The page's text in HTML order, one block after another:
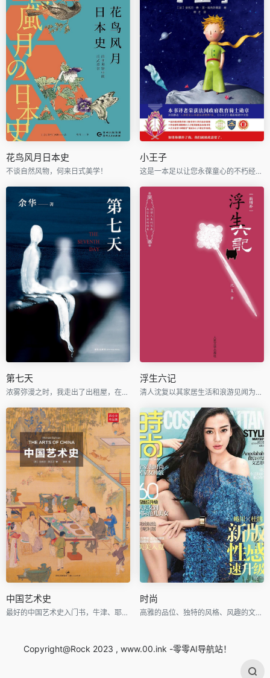
花鸟风月日本史
不谈自然风物，何来日式美学！
小王子
这是一本足以让您永葆童心的不朽经典，被全球亿万读者誉为人生必读书。
第七天
浓雾弥漫之时，我走出了出租屋，在空虚混沌的城市里孑孓而行。
浮生六记
清人沈复以其家居生活和浪游见闻为内容写成的《浮生六记》，为中国文学史上的一支奇葩。
中国艺术史
最好的中国艺术史入门书，牛津、耶鲁、普林斯顿沿用40年之经典读本
时尚
高雅的品位、独特的风格、风趣的文字、新颖的设计
Copyright@Rock 2023 , www.00.ink -零零AI导航站！